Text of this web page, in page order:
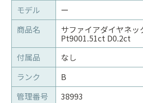
モデル
ー
商品名
サファイアダイヤネッ
Pt9001.51ct D0.2ct
付属品
なし
ランク
B
管理番号
38993